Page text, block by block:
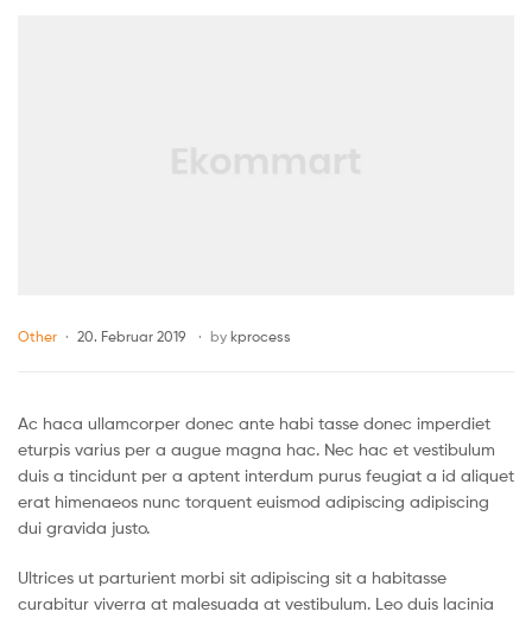
Other 20. Februar 2019 by kprocess
Ac haca ullamcorper donec ante habi tasse donec imperdiet
eturpis varius per a augue magna hac. Nec hac et vestibulum
duis a tincidunt per a aptent interdum purus feugiat a id aliquet
erat himenaeos nunc torquent euismod adipiscing adipiscing
dui gravida justo.
Ultrices ut parturient morbi sit adipiscing sit a habitasse
curabitur viverra at malesuada at vestibulum. Leo duis lacinia